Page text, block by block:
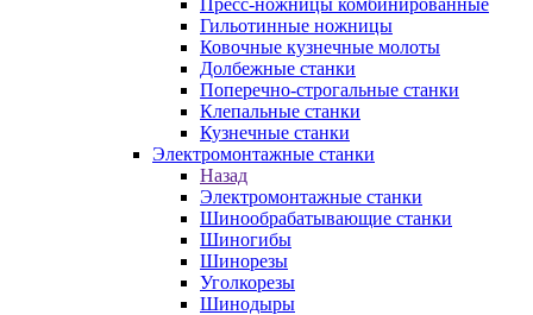
Пресс-ножницы комбинированные
Гильотинные ножницы
Ковочные кузнечные молоты
Долбежные станки
Поперечно-строгальные станки
Клепальные станки
Кузнечные станки
Электромонтажные станки
Назад
Электромонтажные станки
Шинообрабатывающие станки
Шиногибы
Шинорезы
Уголкорезы
Шинодыры